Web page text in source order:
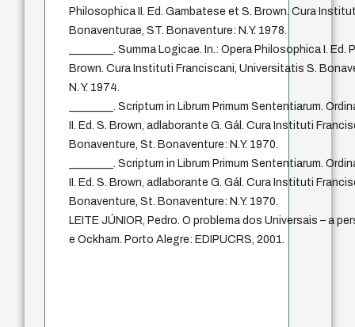
Philosophica II. Ed. Gambatese et S. Brown. Cura
Bonaventurae, ST. Bonaventure: N.Y. 1978.
________. Summa Logicae. In.: Opera Philosophica I. Ed.
Brown. Cura Instituti Franciscani, Universitatis S.
N. Y. 1974.
________. Scriptum in Librum Primum Sententiarum.
II. Ed. S. Brown, adlaborante G. Gál. Cura Instituti
Bonaventure, St. Bonaventure: N.Y. 1970.
________. Scriptum in Librum Primum Sententiarum.
II. Ed. S. Brown, adlaborante G. Gál. Cura Instituti
Bonaventure, St. Bonaventure: N.Y. 1970.
LEITE JÚNIOR, Pedro. O problema dos Universais – a
e Ockham. Porto Alegre: EDIPUCRS, 2001.